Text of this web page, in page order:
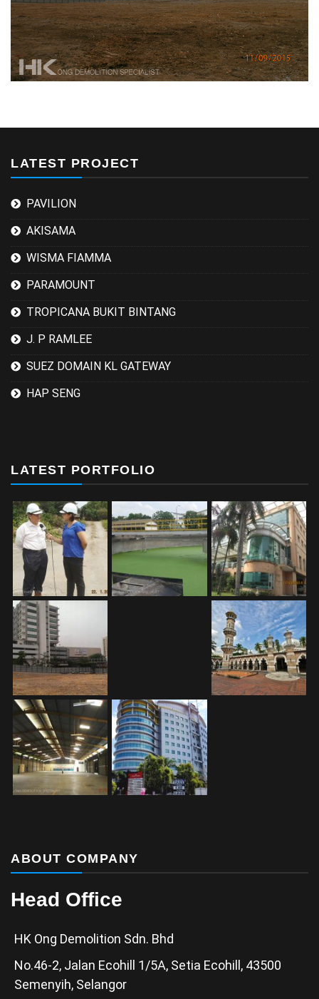
LATEST PROJECT
PAVILION
AKISAMA
WISMA FIAMMA
PARAMOUNT
TROPICANA BUKIT BINTANG
J. P RAMLEE
SUEZ DOMAIN KL GATEWAY
HAP SENG
LATEST PORTFOLIO
ABOUT COMPANY
Head Office
HK Ong Demolition Sdn. Bhd
No.46-2, Jalan Ecohill 1/5A, Setia Ecohill, 43500
Semenyih, Selangor